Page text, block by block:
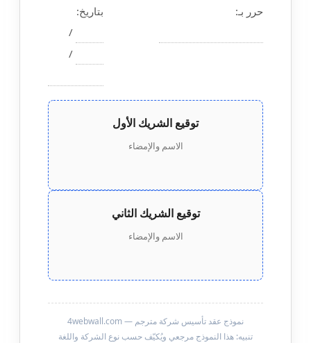
حرر بـ:
بتاريخ:
/
/
توقيع الشريك الأول
الاسم والإمضاء
توقيع الشريك الثاني
الاسم والإمضاء
نموذج عقد تأسيس شركة مترجم — 4webwall.com
تنبيه: هذا النموذج مرجعي ويُكيّف حسب نوع الشركة واللغة